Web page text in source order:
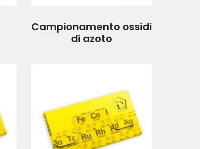
Campionamento ossidi
di azoto